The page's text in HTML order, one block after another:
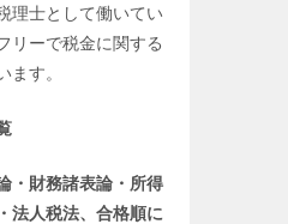
理士として働いてい
リーで税金に関する
ます。
・財務諸表論・所得
法人税法、合格順に